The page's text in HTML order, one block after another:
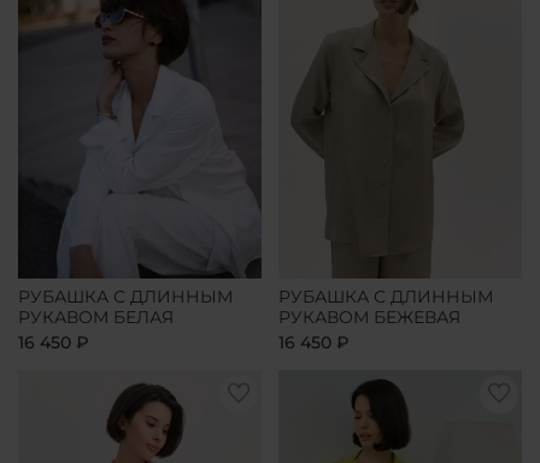
РУБАШКА С ДЛИННЫМ
РУКАВОМ БЕЛАЯ
16 450 ₽
РУБАШКА С ДЛИННЫМ
РУКАВОМ БЕЖЕВАЯ
16 450 ₽